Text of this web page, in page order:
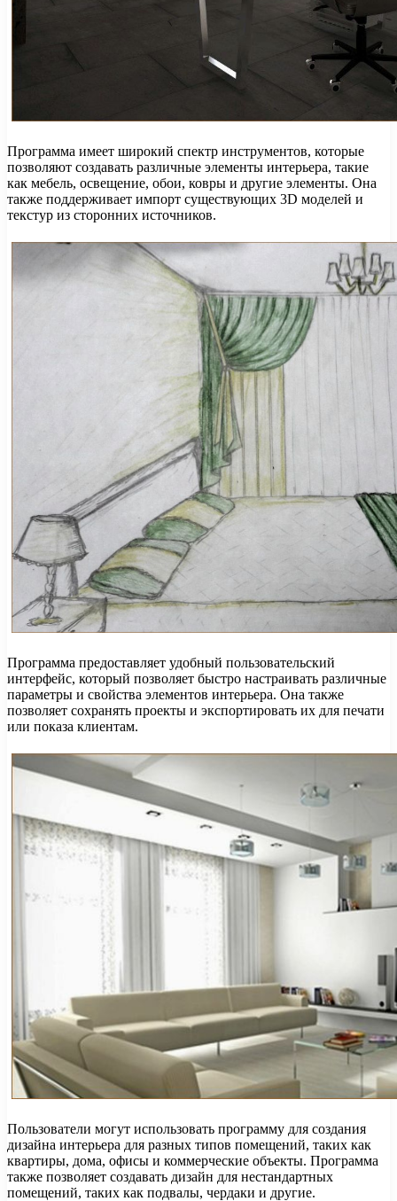
Программа имеет широкий спектр инструментов, которые
позволяют создавать различные элементы интерьера, такие
как мебель, освещение, обои, ковры и другие элементы. Она
также поддерживает импорт существующих 3D моделей и
текстур из сторонних источников.
Программа предоставляет удобный пользовательский
интерфейс, который позволяет быстро настраивать различные
параметры и свойства элементов интерьера. Она также
позволяет сохранять проекты и экспортировать их для печати
или показа клиентам.
Пользователи могут использовать программу для создания
дизайна интерьера для разных типов помещений, таких как
квартиры, дома, офисы и коммерческие объекты. Программа
также позволяет создавать дизайн для нестандартных
помещений, таких как подвалы, чердаки и другие.